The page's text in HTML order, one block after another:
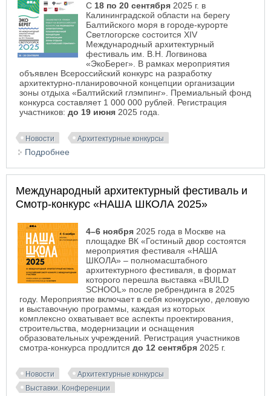
С 18 по 20 сентября 2025 г. в
Калининградской области на берегу
Балтийского моря в городе-курорте
Светлогорске состоится XIV
Международный архитектурный
фестиваль им. В.Н. Логвинова
«ЭкоБерег». В рамках мероприятия
объявлен Всероссийский конкурс на разработку
архитектурно-планировочной концепции организации
зоны отдыха «Балтийский глэмпинг». Премиальный фонд
конкурса составляет 1 000 000 рублей. Регистрация
участников: до 19 июня 2025 года.
Новости Архитектурные конкурсы
Подробнее
Международный архитектурный фестиваль и
Смотр-конкурс «НАША ШКОЛА 2025»
4–6 ноября 2025 года в Москве на
площадке ВК «Гостиный двор состоятся
мероприятия фестиваля «НАША
ШКОЛА» – полномасштабного
архитектурного фестиваля, в формат
которого перешла выставка «BUILD
SCHOOL» после ребрендинга в 2025
году. Мероприятие включает в себя конкурсную, деловую
и выставочную программы, каждая из которых
комплексно охватывает все аспекты проектирования,
строительства, модернизации и оснащения
образовательных учреждений. Регистрация участников
смотра-конкурса продлится до 12 сентября 2025 г.
Новости
Архитектурные конкурсы
Выставки. Конференции